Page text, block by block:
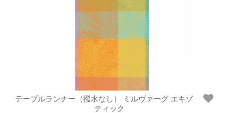
テーブルランナー（撥水なし） ミルヴァーグ エキゾ
ティック